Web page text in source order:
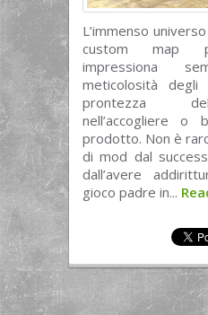
L’immenso
custom map
impressiona
meticolosità
prontezza
nell’accogliere o
prodotto. Non è
di mod dal
dall’avere
gioco padre in...